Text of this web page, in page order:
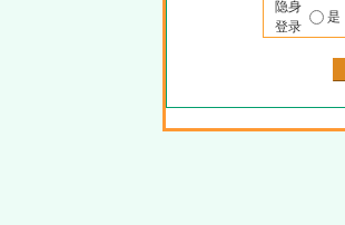
隐身
登录